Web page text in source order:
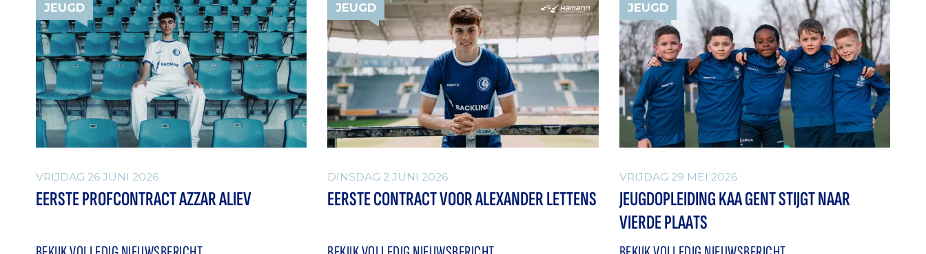
JEUGD
VRIJDAG 26 JUNI 2026
EERSTE PROFCONTRACT AZZAR ALIEV
JEUGD
DINSDAG 2 JUNI 2026
EERSTE CONTRACT VOOR ALEXANDER LETTENS
JEUGD
VRIJDAG 29 MEI 2026
JEUGDOPLEIDING KAA GENT STIJGT NAAR
VIERDE PLAATS